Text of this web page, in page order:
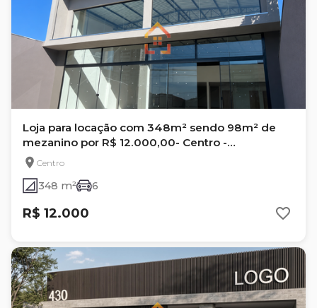
Loja para locação com 348m² sendo 98m² de
mezanino por R$ 12.000,00- Centro -
Londrina/PR
Centro
348 m² 6
R$ 12.000